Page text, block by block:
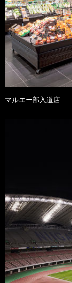
マルエー部入道店